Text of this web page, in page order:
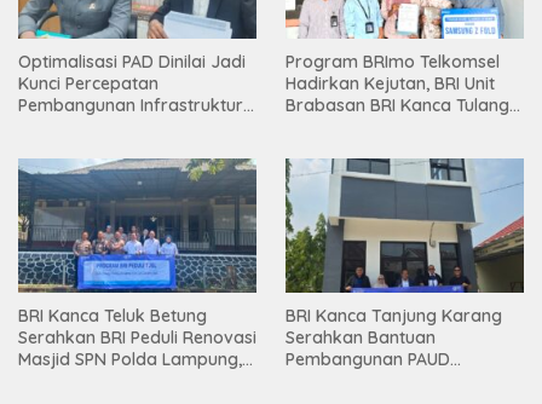
Optimalisasi PAD Dinilai Jadi
Kunci Percepatan
Pembangunan Infrastruktur
Program BRImo Telkomsel
Hadirkan Kejutan, BRI Unit
Brabasan BRI Kanca Tulang
Mesuji
BRI Kanca Teluk Betung
Serahkan BRI Peduli Renovasi
Masjid SPN Polda Lampung,
BRI Kanca Tanjung Karang
Serahkan Bantuan
Pembangunan PAUD